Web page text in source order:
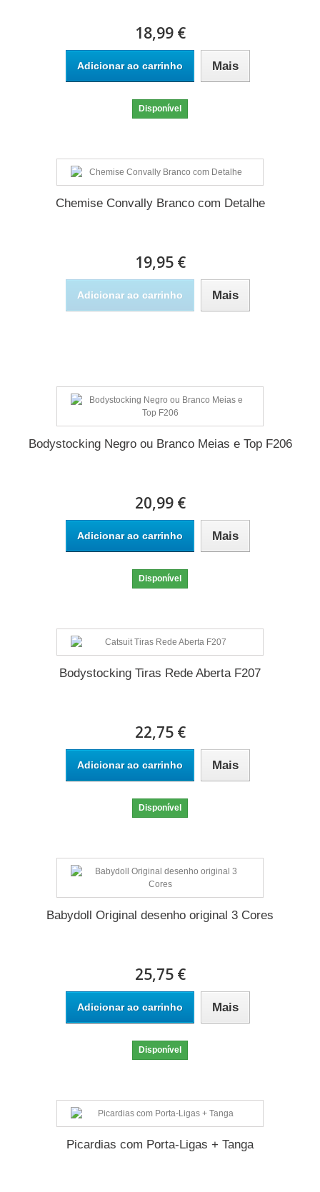
18,99 €
Adicionar ao carrinho Mais
Disponível
Chemise Convally Branco com Detalhe
19,95 €
Adicionar ao carrinho Mais
Bodystocking Negro ou Branco Meias e Top F206
20,99 €
Adicionar ao carrinho Mais
Disponível
Bodystocking Tiras Rede Aberta F207
22,75 €
Adicionar ao carrinho Mais
Disponível
Babydoll Original desenho original 3 Cores
25,75 €
Adicionar ao carrinho Mais
Disponível
Picardias com Porta-Ligas + Tanga